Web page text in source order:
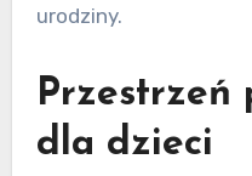
urodziny.
Przestrzeń
dla dzieci